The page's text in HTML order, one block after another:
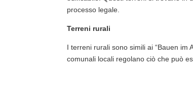
processo legale.
Terreni rurali
I terreni rurali sono simili ai “Bauen im
comunali locali regolano ciò che può